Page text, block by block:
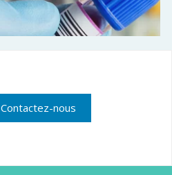
Contactez-nous